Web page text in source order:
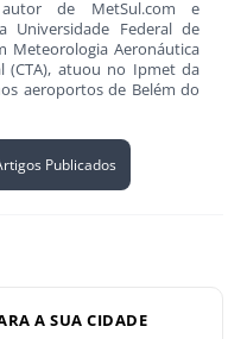
de MetSul.com e
Universidade Federal de
Meteorologia Aeronáutica
(CTA), atuou no Ipmet da
aeroportos de Belém do
Publicados
A SUA CIDADE